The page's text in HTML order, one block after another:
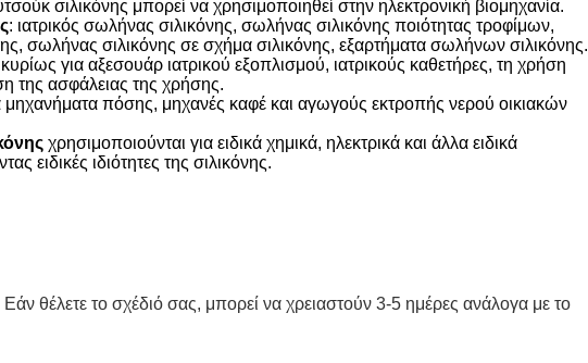
σιλικόνης μπορεί να χρησιμοποιηθεί στην ηλεκτρονική βιομηχανία.
: ιατρικός σωλήνας σιλικόνης, σωλήνας σιλικόνης ποιότητας τροφίμων,
σωλήνας σιλικόνης σε σχήμα σιλικόνης, εξαρτήματα σωλήνων σιλικόνης.
κυρίως για αξεσουάρ ιατρικού εξοπλισμού, ιατρικούς καθετήρες, τη χρήση
της ασφάλειας της χρήσης.
μηχανήματα πόσης, μηχανές καφέ και αγωγούς εκτροπής νερού οικιακών
χρησιμοποιούνται για ειδικά χημικά, ηλεκτρικά και άλλα ειδικά
ειδικές ιδιότητες της σιλικόνης.
θέλετε το σχέδιό σας, μπορεί να χρειαστούν 3-5 ημέρες ανάλογα με το